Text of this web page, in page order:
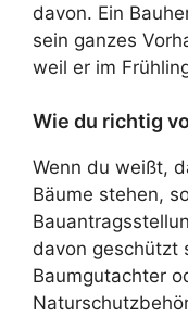
davon. Ein
sein ganzes
weil er im
Wie du richtig
Wenn du weißt,
Bäume stehen,
davon geschützt
Baumgutachter